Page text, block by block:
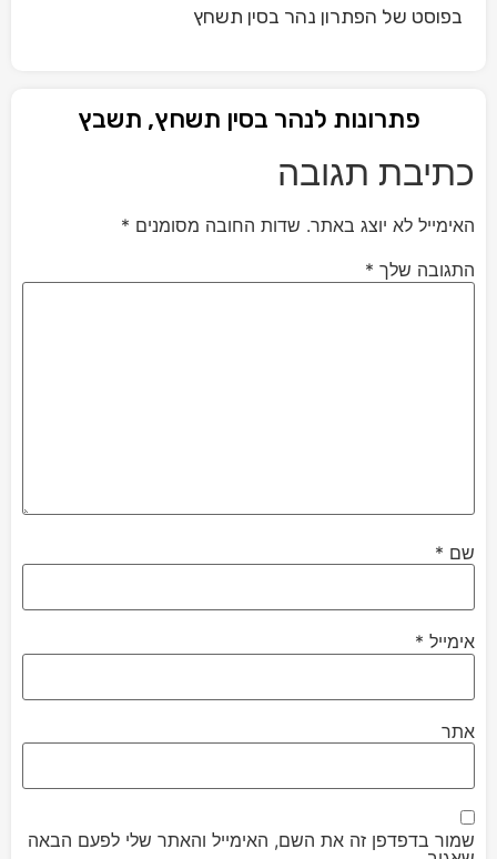
בפוסט של הפתרון נהר בסין תשחץ
פתרונות לנהר בסין תשחץ, תשבץ
כתיבת תגובה
האימייל לא יוצג באתר. שדות החובה מסומנים *
התגובה שלך *
שם *
אימייל *
אתר
שמור בדפדפן זה את השם, האימייל והאתר שלי לפעם הבאה